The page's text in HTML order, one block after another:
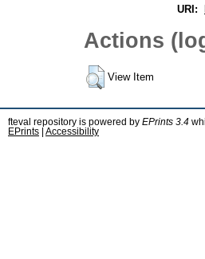
URI:
Actions
View Item
fteval repository is powered by EPrints 3.4
EPrints
Accessibility